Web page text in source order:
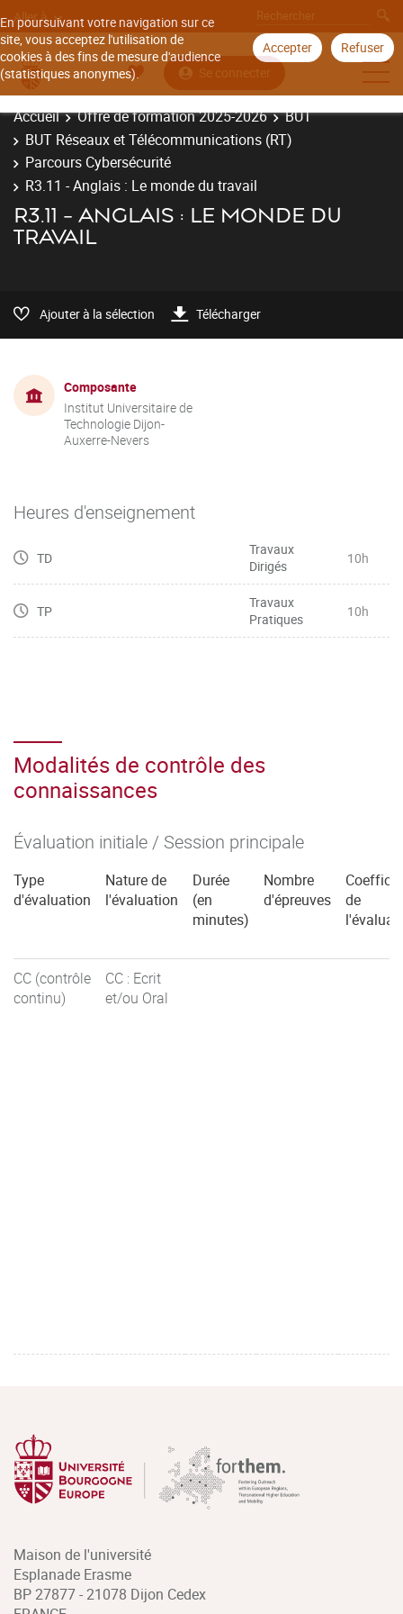
En poursuivant votre navigation sur ce
site, vous acceptez l'utilisation de
cookies à des fins de mesure d'audience
(statistiques anonymes).
Accepter Refuser
Aller à
Se connecter
Accueil Offre de formation 2025-2026
BUT
BUT Réseaux et Télécommunications (RT)
Parcours Cybersécurité
R3.11 - Anglais : Le monde du travail
R3.11 - ANGLAIS : LE MONDE DU
TRAVAIL
Ajouter à la sélection Télécharger
Composante
Institut Universitaire de
Technologie Dijon-
Auxerre-Nevers
Heures d'enseignement
TD
Travaux
Dirigés
10h
TP
Travaux
Pratiques
10h
Modalités de contrôle des
connaissances
Évaluation initiale / Session principale
Type
d'évaluation
Nature de
l'évaluation
Durée
(en
minutes)
Nombre
d'épreuves
de
CC (contrôle
continu)
CC : Ecrit
et/ou Oral
Maison de l'université
Esplanade Erasme
BP 27877 - 21078 Dijon Cedex